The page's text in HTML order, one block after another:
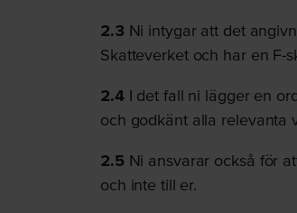
2.3 Ni intygar att det
Skatteverket och har en F-
2.4I det fall ni lägger en
och godkänt alla relevanta
2.5 Ni ansvarar också för
och inte till er.